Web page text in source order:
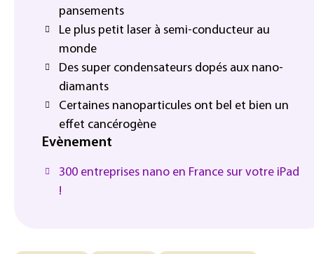
pansements
Le plus petit laser à semi-conducteur au
monde
Des super condensateurs dopés aux nano-
diamants
Certaines nanoparticules ont bel et bien un
effet cancérogène
Evènement
300 entreprises nano en France sur votre iPad
!